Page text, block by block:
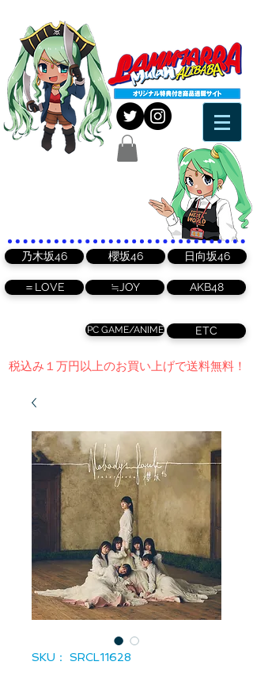
乃木坂46 櫻坂46 日向坂46
＝LOVE AKB48
≒JOY
PC GAME/ANIME ETC
​税込み１万円以上のお買い上げで送料無料！
SKU： SRCL11628